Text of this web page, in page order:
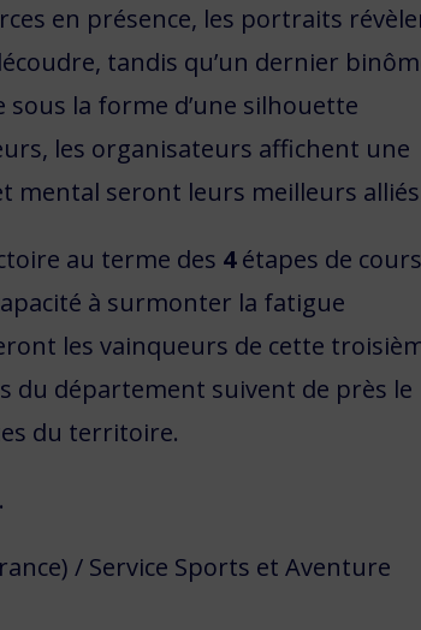
en présence, les portraits
tandis qu’un dernier
la forme d’une silhouette
les organisateurs affichent une
mental seront leurs meilleurs alliés
au terme des 4étapes de
à surmonter la fatigue
les vainqueurs de cette
du département suivent de près le
du territoire.
.
/ Service Sports et Aventure